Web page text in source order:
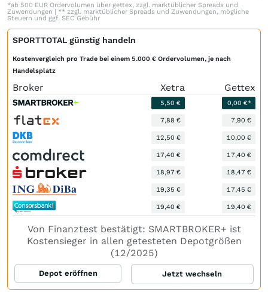
*ab 500 EUR Ordervolumen über gettex, zzgl. marktüblicher Spreads und
Zuwendungen | ** zzgl. marktüblicher Spreads und Zuwendungen, mögliche
Steuern und ggf. SEC Gebühr
SPORTTOTAL günstig handeln
Kostenvergleich pro Trade bei einem 5.000 € Ordervolumen, je nach
Handelsplatz
Broker Xetra Gettex
5,50 € 0,00 €*
7,88 € 7,90 €
12,50 € 10,00 €
17,40 € 17,40 €
18,97 € 18,47 €
19,35 € 17,45 €
19,40 € 19,40 €
Von Finanztest bestätigt: SMARTBROKER+ ist
Kostensieger in allen getesteten Depotgrößen
(12/2025)
Depot eröffnen Jetzt wechseln